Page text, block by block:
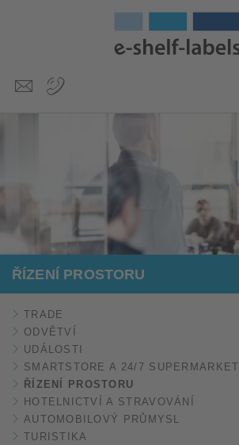
Nederlands
ŘÍZENÍ PROSTORU
TRADE
ODVĚTVÍ
UDÁLOSTI
SMARTSTORE A 24/7 SUPERMARKET
ŘÍZENÍ PROSTORU
HOTELNICTVÍ A STRAVOVÁNÍ
AUTOMOBILOVÝ PRŮMYSL
TURISTIKA